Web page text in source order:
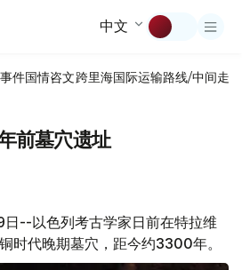
中文
事件国情咨文跨里海国际运输路线/中间走廊
前墓穴遗址
--以色列考古学家日前在特拉维
时代晚期墓穴，距今约3300年。